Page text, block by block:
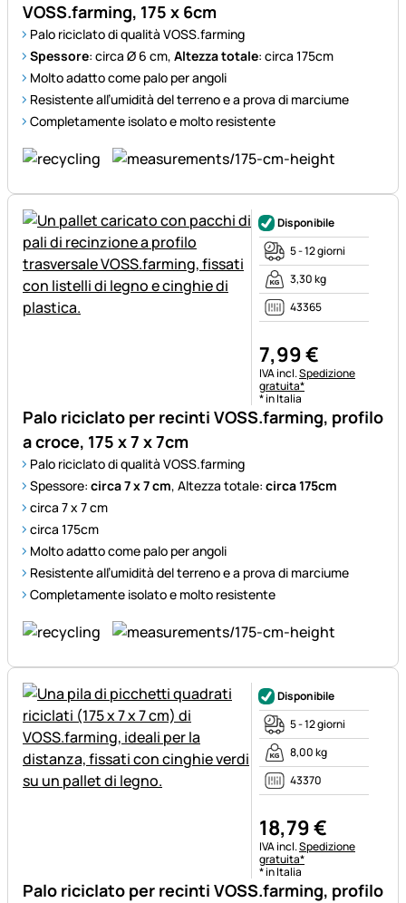
VOSS.farming, 175 x 6cm
Palo riciclato di qualità VOSS.farming
Spessore: circa Ø 6 cm, Altezza totale: circa 175cm
Molto adatto come palo per angoli
Resistente all’umidità del terreno e a prova di marciume
Completamente isolato e molto resistente
Palo riciclato per recinti VOSS.farming, profilo
a croce, 175 x 7 x 7cm
Palo riciclato di qualità VOSS.farming
Spessore: circa 7 x 7 cm, Altezza totale: circa 175cm
circa 7 x 7 cm
circa 175cm
Molto adatto come palo per angoli
Resistente all’umidità del terreno e a prova di marciume
Completamente isolato e molto resistente
Disponibile
5 - 12 giorni
3,30 kg
43365
7,99€
Informazioni fiscali:
IVA incl.Spedizione
gratuita*
* in Italia
Palo riciclato per recinti VOSS.farming, profilo
Disponibile
5 - 12 giorni
8,00 kg
43370
18,79€
Informazioni fiscali:
IVA incl.Spedizione
gratuita*
* in Italia